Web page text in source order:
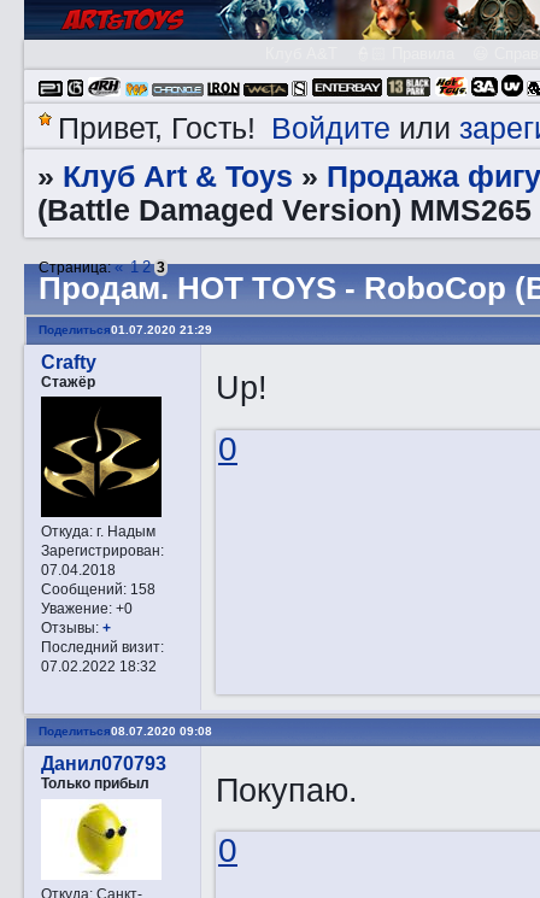
Привет, Гость! Войдите или
» Клуб Art & Toys » Продажа
(Battle Damaged Version) MMS265
Прoдам. HOT TOYS - RoboCop
Страница:« 1 2 3
Поделиться01.07.2020 21:29
Crafty
Стажёр
Откуда:г. Надым
Зарегистрирован:
07.04.2018
Сообщений:158
Уважение: +0
Отзывы: +
Последний визит:
07.02.2022 18:32
Up!
0
Поделиться08.07.2020 09:08
Данил070793
Только прибыл
Откуда:Санкт-
Покупаю.
0